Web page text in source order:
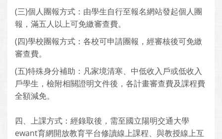
(三)個人團報方式：由學生自行至報名網站發起個人團
報，滿五人以上可免繳審查費。
(四)學校團報方式：各校可申請團報，經審核後可免繳
審查費。
(五)特殊身分補助：凡家境清寒、中低收入戶或低收入
戶學生，檢附相關證明文件後，各計畫審查費及課程費
全額減免。
四、上課方式：經錄取後，需至國立陽明交通大學
ewant育網開放教育平台修讀線上課程、與教授線上互